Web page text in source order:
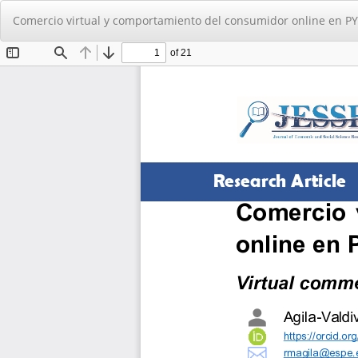
Volver
los
detalles
del
Comercio virtual y comportamiento del consumidor online en